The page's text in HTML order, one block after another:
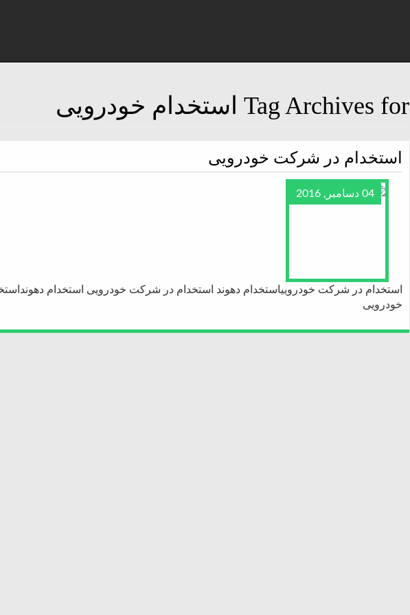
Tag Archives for استخدام خودرویی
استخدام در شرکت خودرویی
04 دسامبر, 2016
استخدام در شرکت خودروییاستخدام دهوند استخدام در شرکت خودرویی استخدام
خودرویی